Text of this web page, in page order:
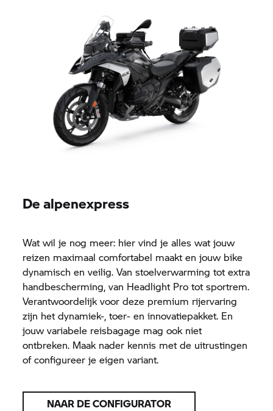
De alpenexpress
Wat wil je nog meer: hier vind je alles wat jouw
reizen maximaal comfortabel maakt en jouw bike
dynamisch en veilig. Van stoelverwarming tot extra
handbescherming, van Headlight Pro tot sportrem.
Verantwoordelijk voor deze premium rijervaring
zijn het dynamiek-, toer- en innovatiepakket. En
jouw variabele reisbagage mag ook niet
ontbreken. Maak nader kennis met de uitrustingen
of configureer je eigen variant.
NAAR DE CONFIGURATOR